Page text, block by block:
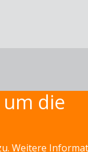
die
Weitere